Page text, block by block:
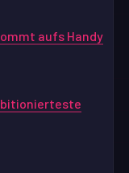
aufs Handy